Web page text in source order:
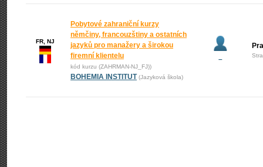
FR, NJ
Pobytové zahraniční kurzy
němčiny, francouzštiny a ostatních
jazyků pro manažery a širokou
firemní klientelu
kód kurzu (ZAHRMAN-NJ_FJ))
BOHEMIA INSTITUT (Jazyková škola)
–